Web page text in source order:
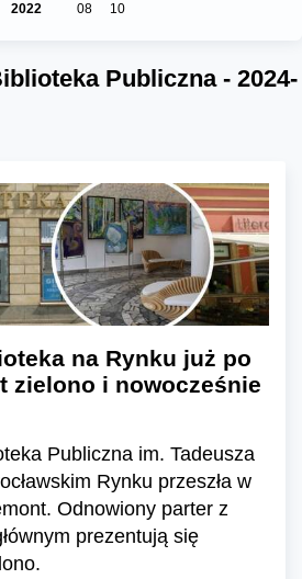
2022
08 10
Publiczna - 2024-
na Rynku już po
zielono i nowocześnie
Publiczna im. Tadeusza
Rynku przeszła w
Odnowiony parter z
prezentują się